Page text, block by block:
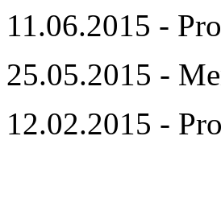
11.06.2015 -
25.05.2015 -
12.02.2015 -